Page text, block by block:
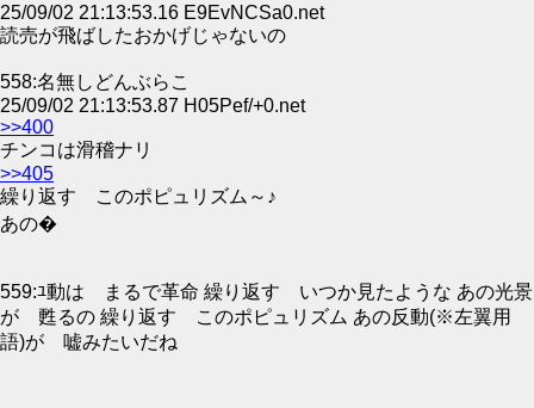
25/09/02 21:13:53.16 E9EvNCSa0.net
読売が飛ばしたおかげじゃないの
558:名無しどんぶらこ
25/09/02 21:13:53.87 H05Pef/+0.net
>>400
チンコは滑稽ナリ
>>405
繰り返す このポピュリズム～♪
あの�
559:ﾕ動は まるで革命 繰り返す いつか見たような あの光景
が 甦るの 繰り返す このポピュリズム あの反動(※左翼用
語)が 嘘みたいだね